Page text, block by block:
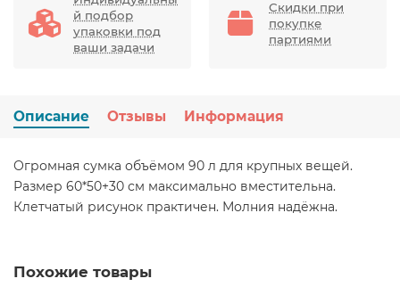
й подбор
упаковки под
ваши задачи
Скидки при
покупке
партиями
Описание Отзывы Информация
Огромная сумка объёмом 90 л для крупных вещей.
Размер 60*50+30 см максимально вместительна.
Клетчатый рисунок практичен. Молния надёжна.
Похожие товары